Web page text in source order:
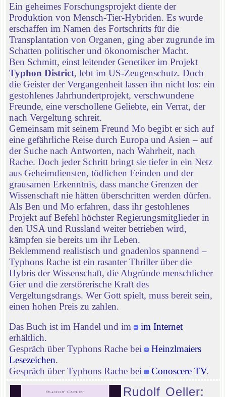
Ein geheimes Forschungsprojekt diente der
Produktion von Mensch-Tier-Hybriden. Es wurde
erschaffen im Namen des Fortschritts für die
Transplantation von Organen, ging aber zugrunde im
Schatten politischer und ökonomischer Macht.
Ben Schmitt, einst leitender Genetiker im Projekt
Typhon District, lebt im US-Zeugenschutz. Doch
die Geister der Vergangenheit lassen ihn nicht los: ein
gestohlenes Jahrhundertprojekt, verschwundene
Freunde, eine verschollene Geliebte, ein Verrat, der
nach Vergeltung schreit.
Gemeinsam mit seinem Freund Mo begibt er sich auf
eine gefährliche Reise durch Europa und Asien – auf
der Suche nach Antworten, nach Wahrheit, nach
Rache. Doch jeder Schritt bringt sie tiefer in ein Netz
aus Geheimdiensten, tödlichen Feinden und der
grausamen Erkenntnis, dass manche Grenzen der
Wissenschaft nie hätten überschritten werden dürfen.
Als Ben und Mo erfahren, dass ihr gestohlenes
Projekt auf Befehl höchster Regierungsmitglieder in
den USA und Russland weiter betrieben wird,
kämpfen sie bereits um ihr Leben.
Beklemmend realistisch und gnadenlos spannend –
Typhons Rache ist ein rasanter Thriller über die
Hybris der Wissenschaft, die Abgründe menschlicher
Gier und die zerstörerische Kraft des
Vergeltungsdrangs. Wer Gott spielt, muss bereit sein,
einen hohen Preis zu zahlen.
Das Buch ist im Handel und im
im Internet
erhältlich.
Gespräch über Typhons Rache bei
Heinzlmaiers
Lesezeichen.
Gespräch über Typhons Rache bei
Conoscere TV.
Rudolf Oeller: